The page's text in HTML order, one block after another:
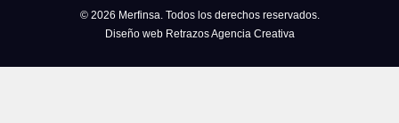
© 2026 Merfinsa. Todos los derechos reservados.
Diseño web Retrazos Agencia Creativa